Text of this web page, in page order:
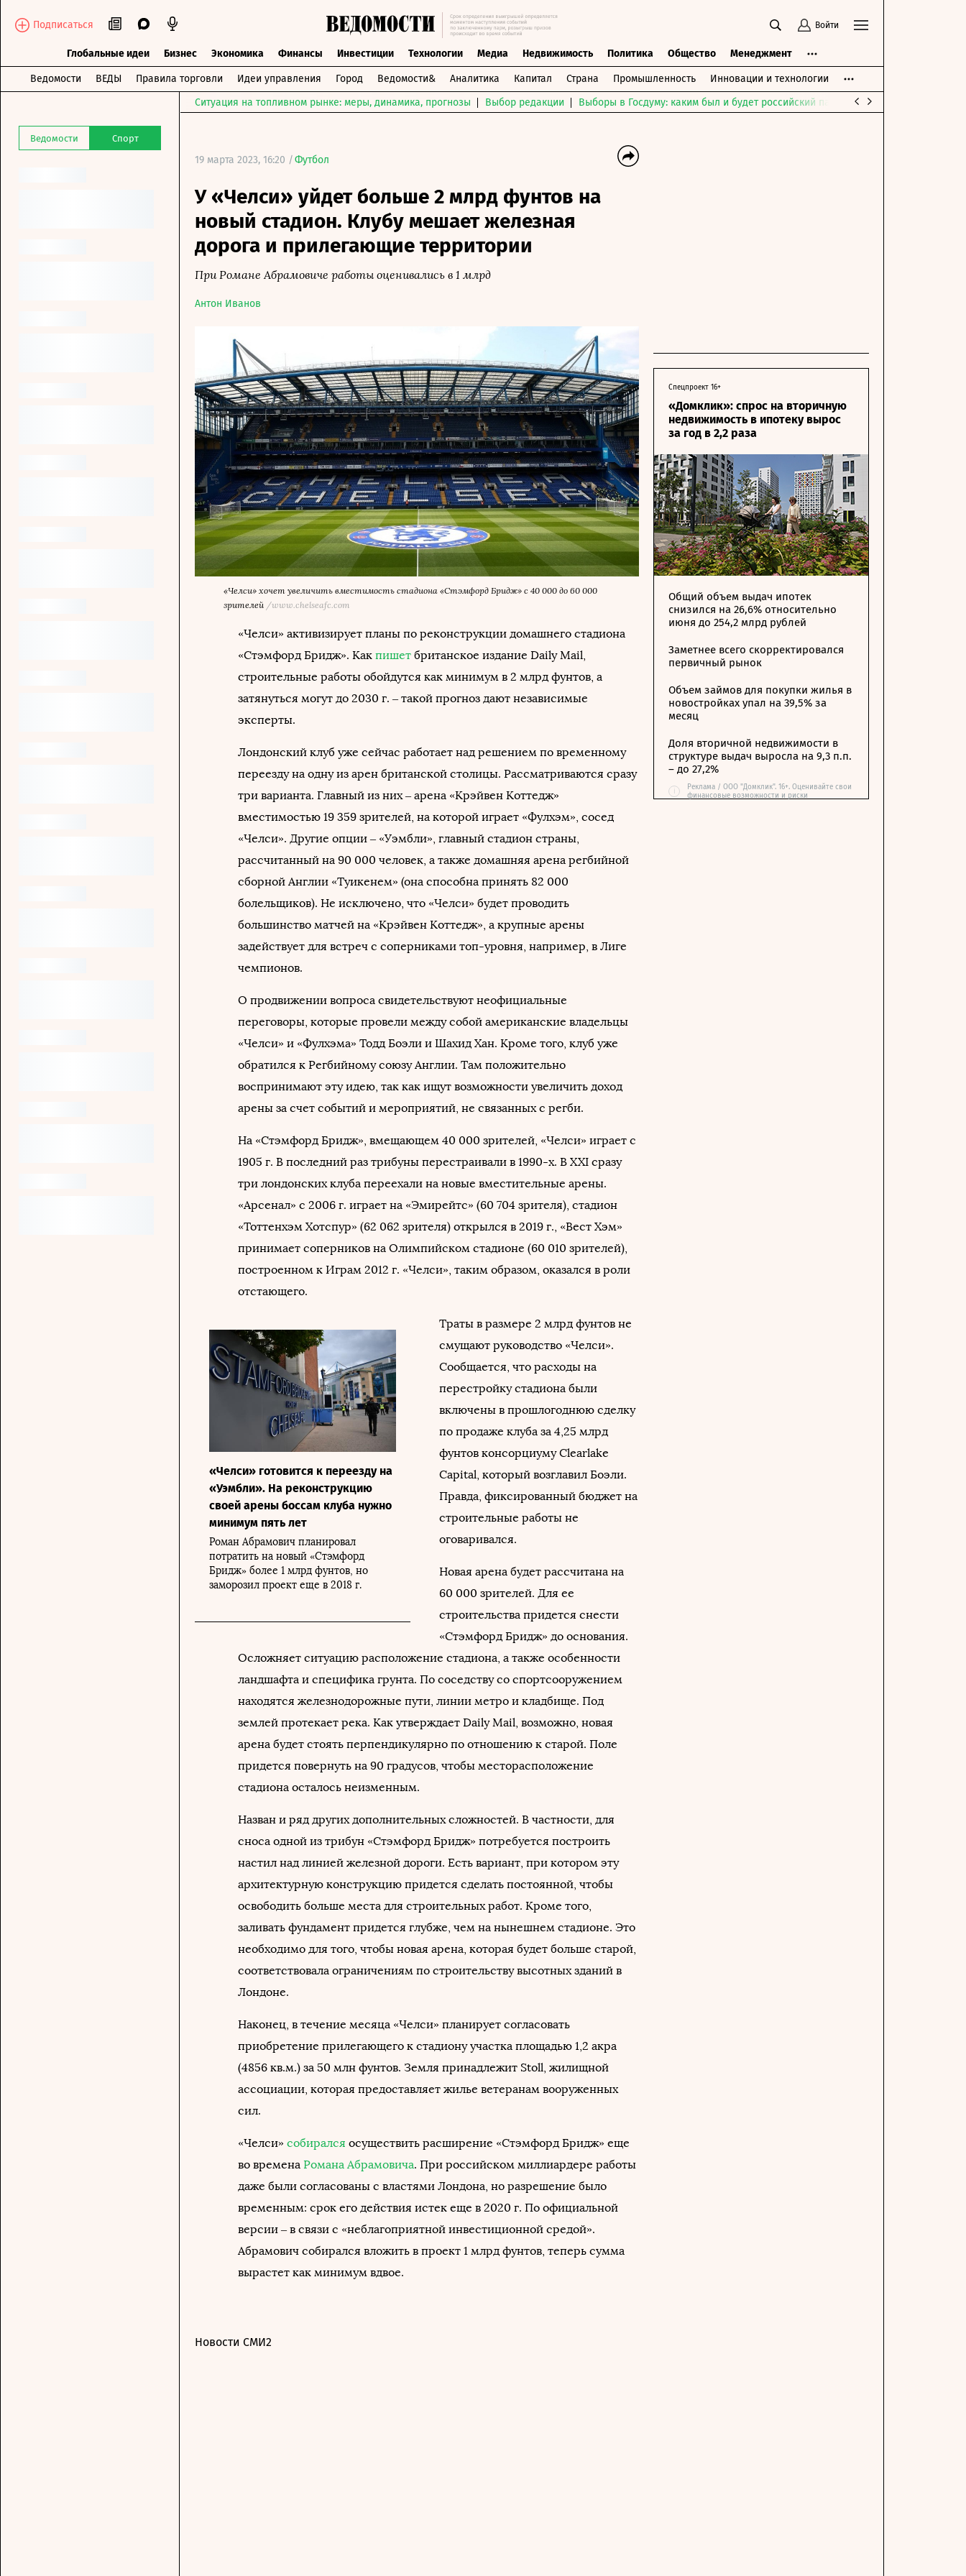
Подписаться Войти
Глобальные идеи Бизнес Экономика Финансы Инвестиции Технологии Медиа Недвижимость Политика Общество Менеджмент
Ведомости ВЕДЫ Правила торговли Идеи управления Город Ведомости& Аналитика Капитал Страна Промышленность Инновации и технологии
Ведомости Спорт
Ситуация на топливном рынке: меры, динамика, прогнозы Выбор редакции Выборы в Госдуму: каким был и будет российский парламент
19 марта 2023, 16:20 /Футбол
У «Челси» уйдет больше 2 млрд фунтов на
новый стадион. Клубу мешает железная
дорога и прилегающие территории
При Романе Абрамовиче работы оценивались в 1 млрд
Антон Иванов
«Челси» хочет увеличить вместимость стадиона «Стэмфорд Бридж» с 40 000 до 60 000
зрителей /www.chelseafc.com
«Челси» активизирует планы по реконструкции домашнего стадиона
«Стэмфорд Бридж». Как пишет британское издание Daily Mail,
строительные работы обойдутся как минимум в 2 млрд фунтов, а
затянуться могут до 2030 г. – такой прогноз дают независимые
эксперты.
Лондонский клуб уже сейчас работает над решением по временному
переезду на одну из арен британской столицы. Рассматриваются сразу
три варианта. Главный из них – арена «Крэйвен Коттедж»
вместимостью 19 359 зрителей, на которой играет «Фулхэм», сосед
«Челси». Другие опции – «Уэмбли», главный стадион страны,
рассчитанный на 90 000 человек, а также домашняя арена регбийной
сборной Англии «Туикенем» (она способна принять 82 000
болельщиков). Не исключено, что «Челси» будет проводить
большинство матчей на «Крэйвен Коттедж», а крупные арены
задействует для встреч с соперниками топ-уровня, например, в Лиге
чемпионов.
О продвижении вопроса свидетельствуют неофициальные
переговоры, которые провели между собой американские владельцы
«Челси» и «Фулхэма» Тодд Боэли и Шахид Хан. Кроме того, клуб уже
обратился к Регбийному союзу Англии. Там положительно
воспринимают эту идею, так как ищут возможности увеличить доход
арены за счет событий и мероприятий, не связанных с регби.
На «Стэмфорд Бридж», вмещающем 40 000 зрителей, «Челси» играет с
1905 г. В последний раз трибуны перестраивали в 1990-х. В XXI сразу
три лондонских клуба переехали на новые вместительные арены.
«Арсенал» с 2006 г. играет на «Эмирейтс» (60 704 зрителя), стадион
«Тоттенхэм Хотспур» (62 062 зрителя) открылся в 2019 г., «Вест Хэм»
принимает соперников на Олимпийском стадионе (60 010 зрителей),
построенном к Играм 2012 г. «Челси», таким образом, оказался в роли
отстающего.
«Челси» готовится к переезду на
«Уэмбли». На реконструкцию
своей арены боссам клуба нужно
минимум пять лет
Роман Абрамович планировал
потратить на новый «Стэмфорд
Бридж» более 1 млрд фунтов, но
заморозил проект еще в 2018 г.
Траты в размере 2 млрд фунтов не
смущают руководство «Челси».
Сообщается, что расходы на
перестройку стадиона были
включены в прошлогоднюю сделку
по продаже клуба за 4,25 млрд
фунтов консорциуму Clearlake
Capital, который возглавил Боэли.
Правда, фиксированный бюджет на
строительные работы не
оговаривался.
Новая арена будет рассчитана на
60 000 зрителей. Для ее
строительства придется снести
«Стэмфорд Бридж» до основания.
Осложняет ситуацию расположение стадиона, а также особенности
ландшафта и специфика грунта. По соседству со спортсооружением
находятся железнодорожные пути, линии метро и кладбище. Под
землей протекает река. Как утверждает Daily Mail, возможно, новая
арена будет стоять перпендикулярно по отношению к старой. Поле
придется повернуть на 90 градусов, чтобы месторасположение
стадиона осталось неизменным.
Назван и ряд других дополнительных сложностей. В частности, для
сноса одной из трибун «Стэмфорд Бридж» потребуется построить
настил над линией железной дороги. Есть вариант, при котором эту
архитектурную конструкцию придется сделать постоянной, чтобы
освободить больше места для строительных работ. Кроме того,
заливать фундамент придется глубже, чем на нынешнем стадионе. Это
необходимо для того, чтобы новая арена, которая будет больше старой,
соответствовала ограничениям по строительству высотных зданий в
Лондоне.
Наконец, в течение месяца «Челси» планирует согласовать
приобретение прилегающего к стадиону участка площадью 1,2 акра
(4856 кв.м.) за 50 млн фунтов. Земля принадлежит Stoll, жилищной
ассоциации, которая предоставляет жилье ветеранам вооруженных
сил.
«Челси» собирался осуществить расширение «Стэмфорд Бридж» еще
во времена Романа Абрамовича. При российском миллиардере работы
даже были согласованы с властями Лондона, но разрешение было
временным: срок его действия истек еще в 2020 г. По официальной
версии – в связи с «неблагоприятной инвестиционной средой».
Абрамович собирался вложить в проект 1 млрд фунтов, теперь сумма
вырастет как минимум вдвое.
Спецпроект 16+
«Домклик»: спрос на вторичную
недвижимость в ипотеку вырос
за год в 2,2 раза
Общий объем выдач ипотек
снизился на 26,6% относительно
июня до 254,2 млрд рублей
Заметнее всего скорректировался
первичный рынок
Объем займов для покупки жилья в
новостройках упал на 39,5% за
месяц
Доля вторичной недвижимости в
структуре выдач выросла на 9,3 п.п.
– до 27,2%
i
Реклама / ООО "Домклик". 16+. Оценивайте свои
финансовые возможности и риски
Новости СМИ2